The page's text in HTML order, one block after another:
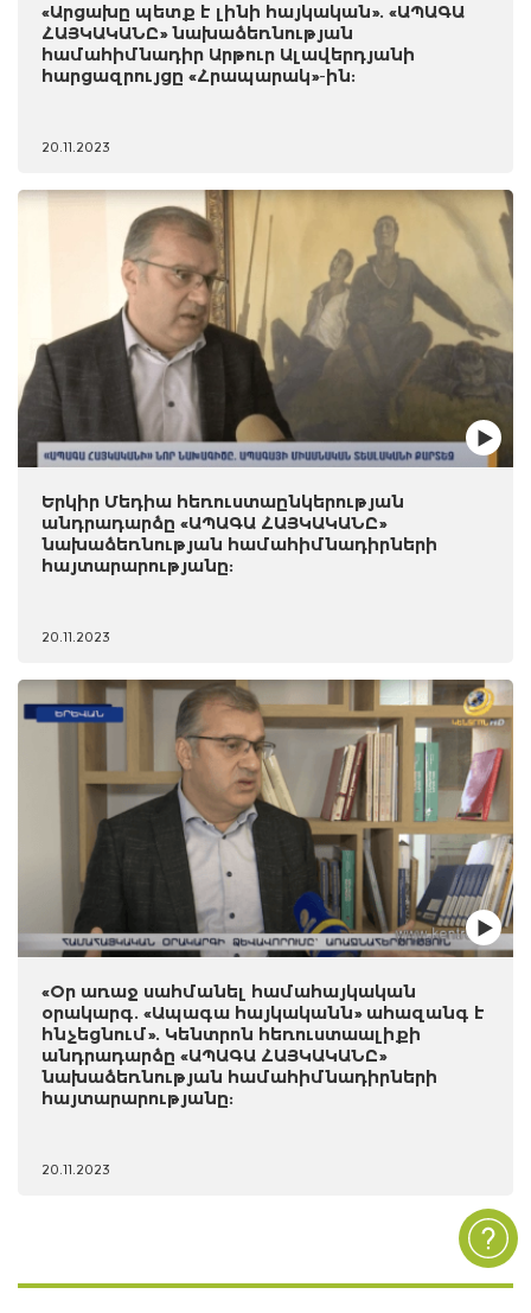
«Արցախը պետք է լինի հայկական». «ԱՊԱԳԱ
ՀԱՅԿԱԿԱՆԸ» նախաձեռնության
համահիմնադիր Արթուր Ալավերդյանի
հարցազրույցը «Հրապարակ»-ին:
20.11.2023
Երկիր Մեդիա հեռուստաընկերության
անդրադարձը «ԱՊԱԳԱ ՀԱՅԿԱԿԱՆԸ»
նախաձեռնության համահիմնադիրների
հայտարարությանը:
20.11.2023
«Օր առաջ սահմանել համահայկական
օրակարգ. «Ապագա հայկականն» ահազանգ է
հնչեցնում». Կենտրոն հեռուստաալիքի
անդրադարձը «ԱՊԱԳԱ ՀԱՅԿԱԿԱՆԸ»
նախաձեռնության համահիմնադիրների
հայտարարությանը:
20.11.2023